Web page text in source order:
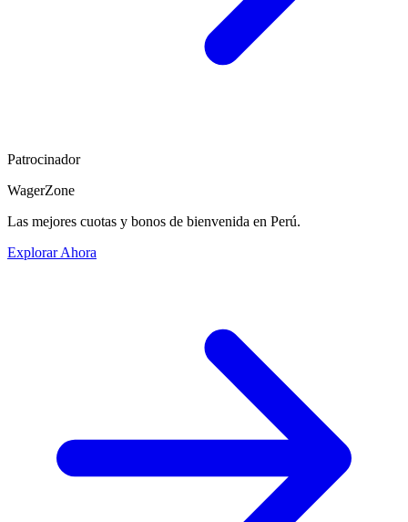
Patrocinador
WagerZone
Las mejores cuotas y bonos de bienvenida en Perú.
Explorar Ahora